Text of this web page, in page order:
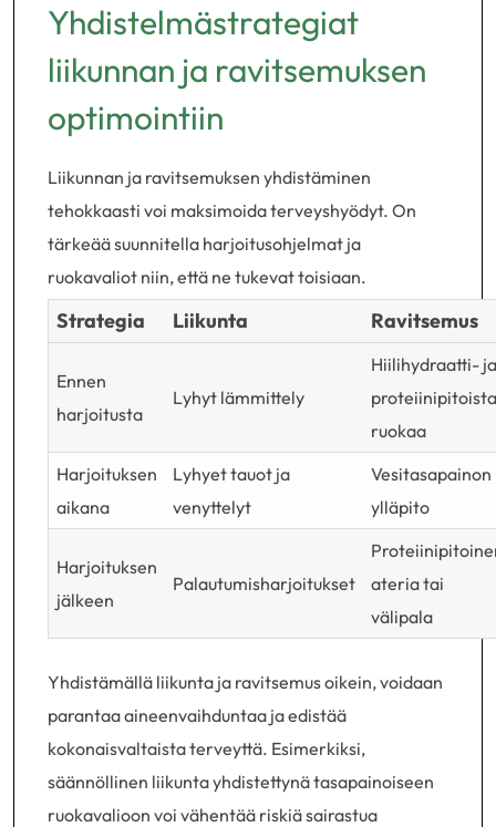
Yhdistelmästrategiat
liikunnan ja ravitsemuksen
optimointiin
Liikunnan ja ravitsemuksen yhdistäminen
tehokkaasti voi maksimoida terveyshyödyt. On
tärkeää suunnitella harjoitusohjelmat ja
ruokavaliot niin, että ne tukevat toisiaan.
Strategia Liikunta Ravitsemus
Ennen
harjoitusta
Lyhyt lämmittely
Hiilihydraatti- ja
proteiinipitoista
ruokaa
Harjoituksen
aikana
Lyhyet tauot ja
venyttelyt
Vesitasapainon
ylläpito
Harjoituksen
jälkeen
Palautumisharjoitukset
ateria tai
välipala
Yhdistämällä liikunta ja ravitsemus oikein, voidaan
parantaa aineenvaihduntaa ja edistää
kokonaisvaltaista terveyttä. Esimerkiksi,
säännöllinen liikunta yhdistettynä tasapainoiseen
ruokavalioon voi vähentää riskiä sairastua